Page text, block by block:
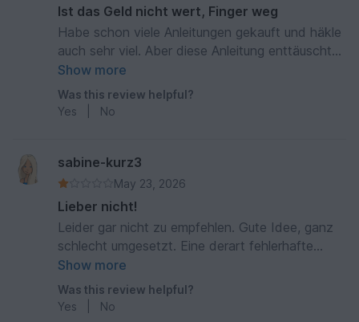
Ist das Geld nicht wert, Finger weg
Habe schon viele Anleitungen gekauft und häkle
auch sehr viel. Aber diese Anleitung enttäuscht
absolut. Bei den Bildern müsste klar gezeigt
werden, dass nur ein gebastelter Traktor
umhäkelt wird. Wenn ich einen Traktor basteln
Traktor aus Holz anfertigen.
Show more
Was this review helpful?
Yes
No
sabine-kurz3
May 23, 2026
Lieber nicht!
Leider gar nicht zu empfehlen. Gute Idee, ganz
schlecht umgesetzt. Eine derart fehlerhafte
Anleitung ist mir noch nie untergekommen.
Weder die deutsche noch die englische Version
sind korrekt. Ich habe jahrzehntelange Häkel-
Show more
Was this review helpful?
Yes
No